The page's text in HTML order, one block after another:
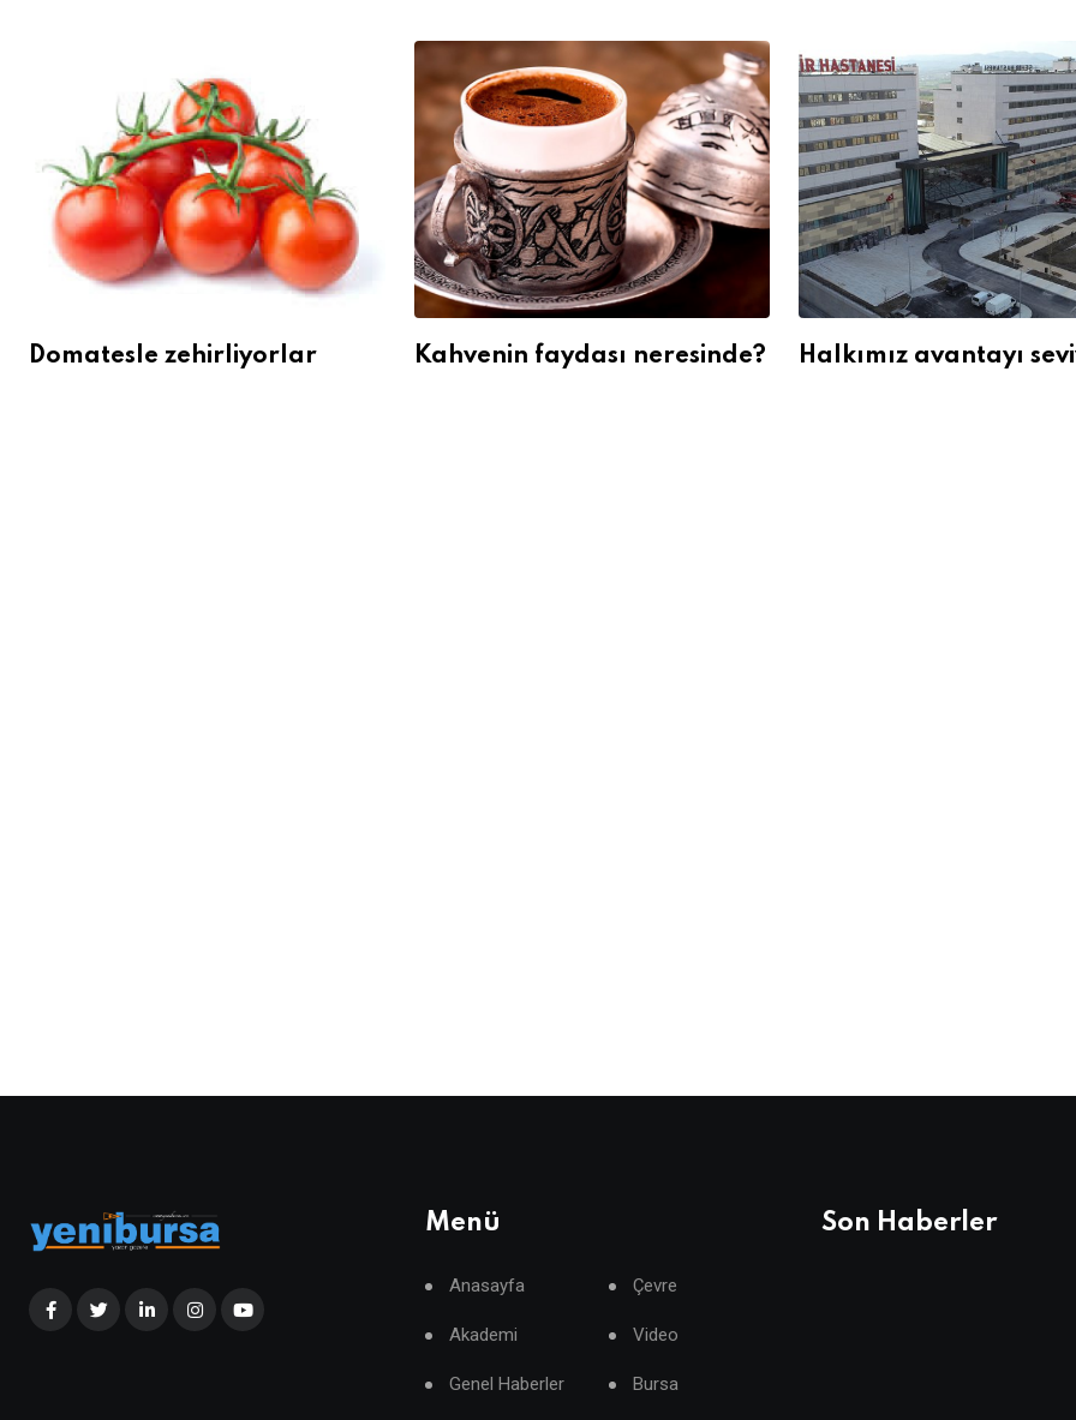
Domatesle zehirliyorlar Kahvenin faydası neresinde? Halkımız avantayı
Menü
Anasayfa Çevre
Akademi Video
Genel Haberler Bursa
Son Haberler